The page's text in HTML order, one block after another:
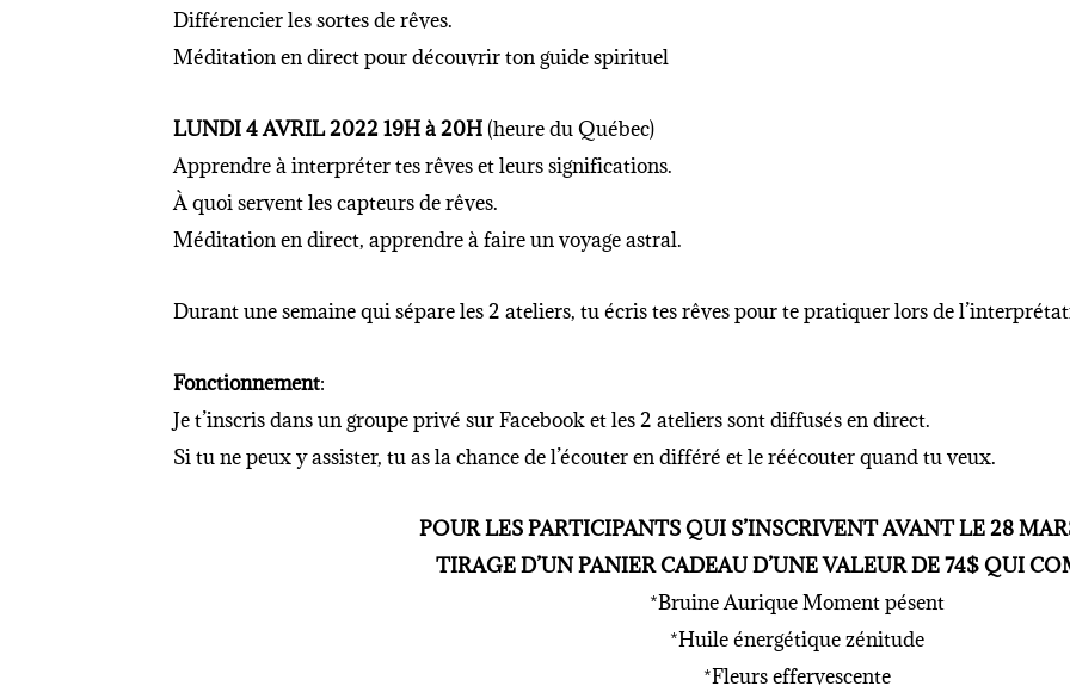
Différencier les sortes de rêves.
Méditation en direct pour découvrir ton guide spirituel
LUNDI 4 AVRIL 2022 19H à 20H(heure du Québec)
Apprendre à interpréter tes rêves et leurs significations.
À quoi servent les capteurs de rêves.
Méditation en direct, apprendre à faire un voyage astral.
Durant une semaine qui sépare les 2 ateliers, tu écris tes rêves pour te pratiquer lors de
Fonctionnement:
Je t’inscris dans un groupe privé sur Facebook et les 2 ateliers sont diffusés en direct.
Si tu ne peux y assister, tu as la chance de l’écouter en différé et le réécouter quand tu veux.
POUR LES PARTICIPANTS QUI S’INSCRIVENT AVANT LE 28
TIRAGE D’UN PANIER CADEAU D’UNE VALEUR DE 74$ QUI
*Bruine Aurique Moment pésent
*Huile énergétique zénitude
*Fleurs effervescente